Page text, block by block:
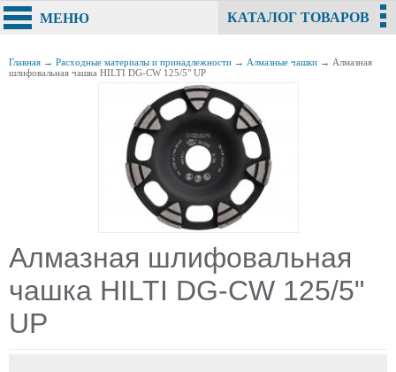
МЕНЮ КАТАЛОГ ТОВАРОВ
Главная → Расходные материалы и принадлежности → Алмазные чашки → Алмазная
шлифовальная чашка HILTI DG-CW 125/5" UP
Алмазная шлифовальная
чашка HILTI DG-CW 125/5"
UP